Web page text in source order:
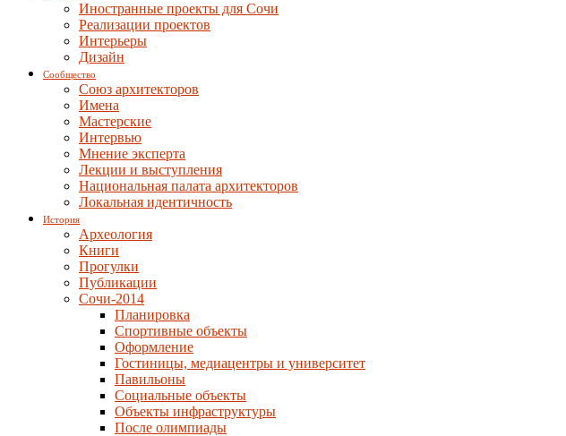
Иностранные проекты для Сочи
Реализации проектов
Интерьеры
Дизайн
Сообщество
Союз архитекторов
Имена
Мастерские
Интервью
Мнение эксперта
Лекции и выступления
Национальная палата архитекторов
Локальная идентичность
История
Археология
Книги
Прогулки
Публикации
Сочи-2014
Планировка
Спортивные объекты
Оформление
Гостиницы, медиацентры и университет
Павильоны
Социальные объекты
Объекты инфраструктуры
После олимпиады